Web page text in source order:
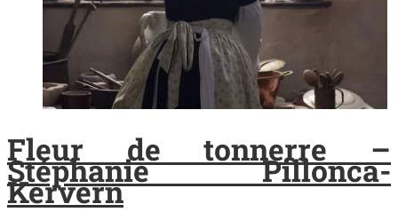
Fleur de tonnerre –
Stéphanie Pillonca-
Kervern